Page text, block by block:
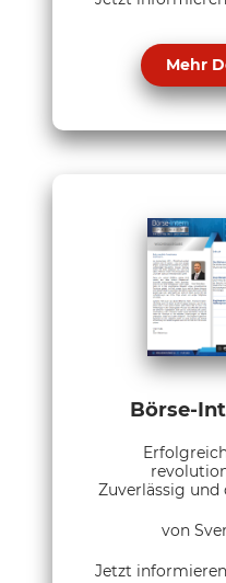
Mehr
Börse-
Zuverlässig
von
Jetzt